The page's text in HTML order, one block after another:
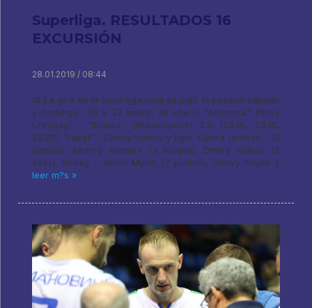
Superliga. RESULTADOS 16
EXCURSIÓN
28.01.2019 / 08:44
16 La gira de la Superliga rusa se jugó el pasado sábado
y domingo., 26 y 27 enero. 26 enero. "Antorcha" (Novy
Urengoy) - "Enisey" (Krasnoyarsk) 3:0 (25:18, 25:15,
25:20) "Fakel" - Dmitry Volkov y Egor Klyuka (ambos - 13
puntos); Andrey Ananiev (3 bloque); Dmitry Volkov (5
ases). Enisey - Anton Mysin (7 puntos), Dmitry Ilinykh y
leer m?s »